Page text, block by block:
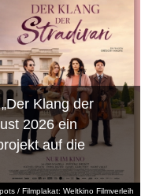
/ Filmplakat: Weltkino Filmverleih
Klang der
2026 ein
auf die